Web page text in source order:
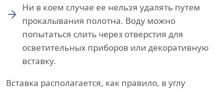
Ни в коем случае ее нельзя удалять путем
прокалывания полотна. Воду можно
попытаться слить через отверстия для
осветительных приборов или декоративную
вставку.
Вставка располагается, как правило, в углу